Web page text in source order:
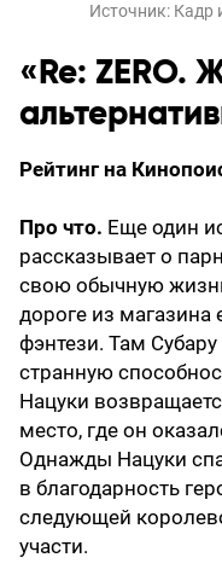
Источник: Кадр
«Re: ZERO.
Рейтинг на
Про что. Еще один
рассказывает о
свою обычную
дороге из магазина
фэнтези. Там
странную
Нацуки
место, где он
Однажды Нацуки
в благодарность
следующей
участи.